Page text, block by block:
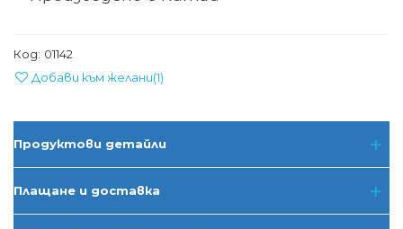
Код: 01142
Добави към желани(1)
Продуктови детайли
Плащане и доставка